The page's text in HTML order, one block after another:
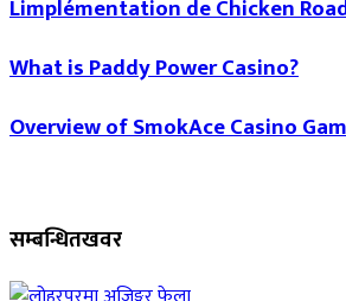
Limplémentation de Chicken
What is Paddy Power Casino?
Overview of SmokAce Casino
सम्बन्धितखवर